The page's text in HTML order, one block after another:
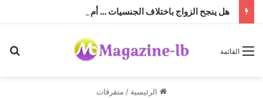
القائمة
الرئيسية / متفرقات